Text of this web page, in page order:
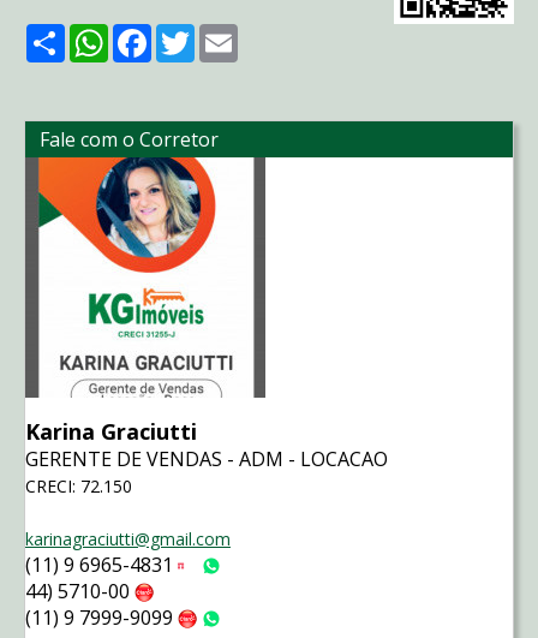
ShareWhatsApp
Facebook
Twitter
Fale com o Corretor
Karina Graciutti
GERENTE DE VENDAS - ADM - LOCACAO
CRECI: 72.150
karinagraciutti@gmail.com
(11) 9 6965-4831 Tim
44) 5710-00
(11) 9 7999-9099 Claro